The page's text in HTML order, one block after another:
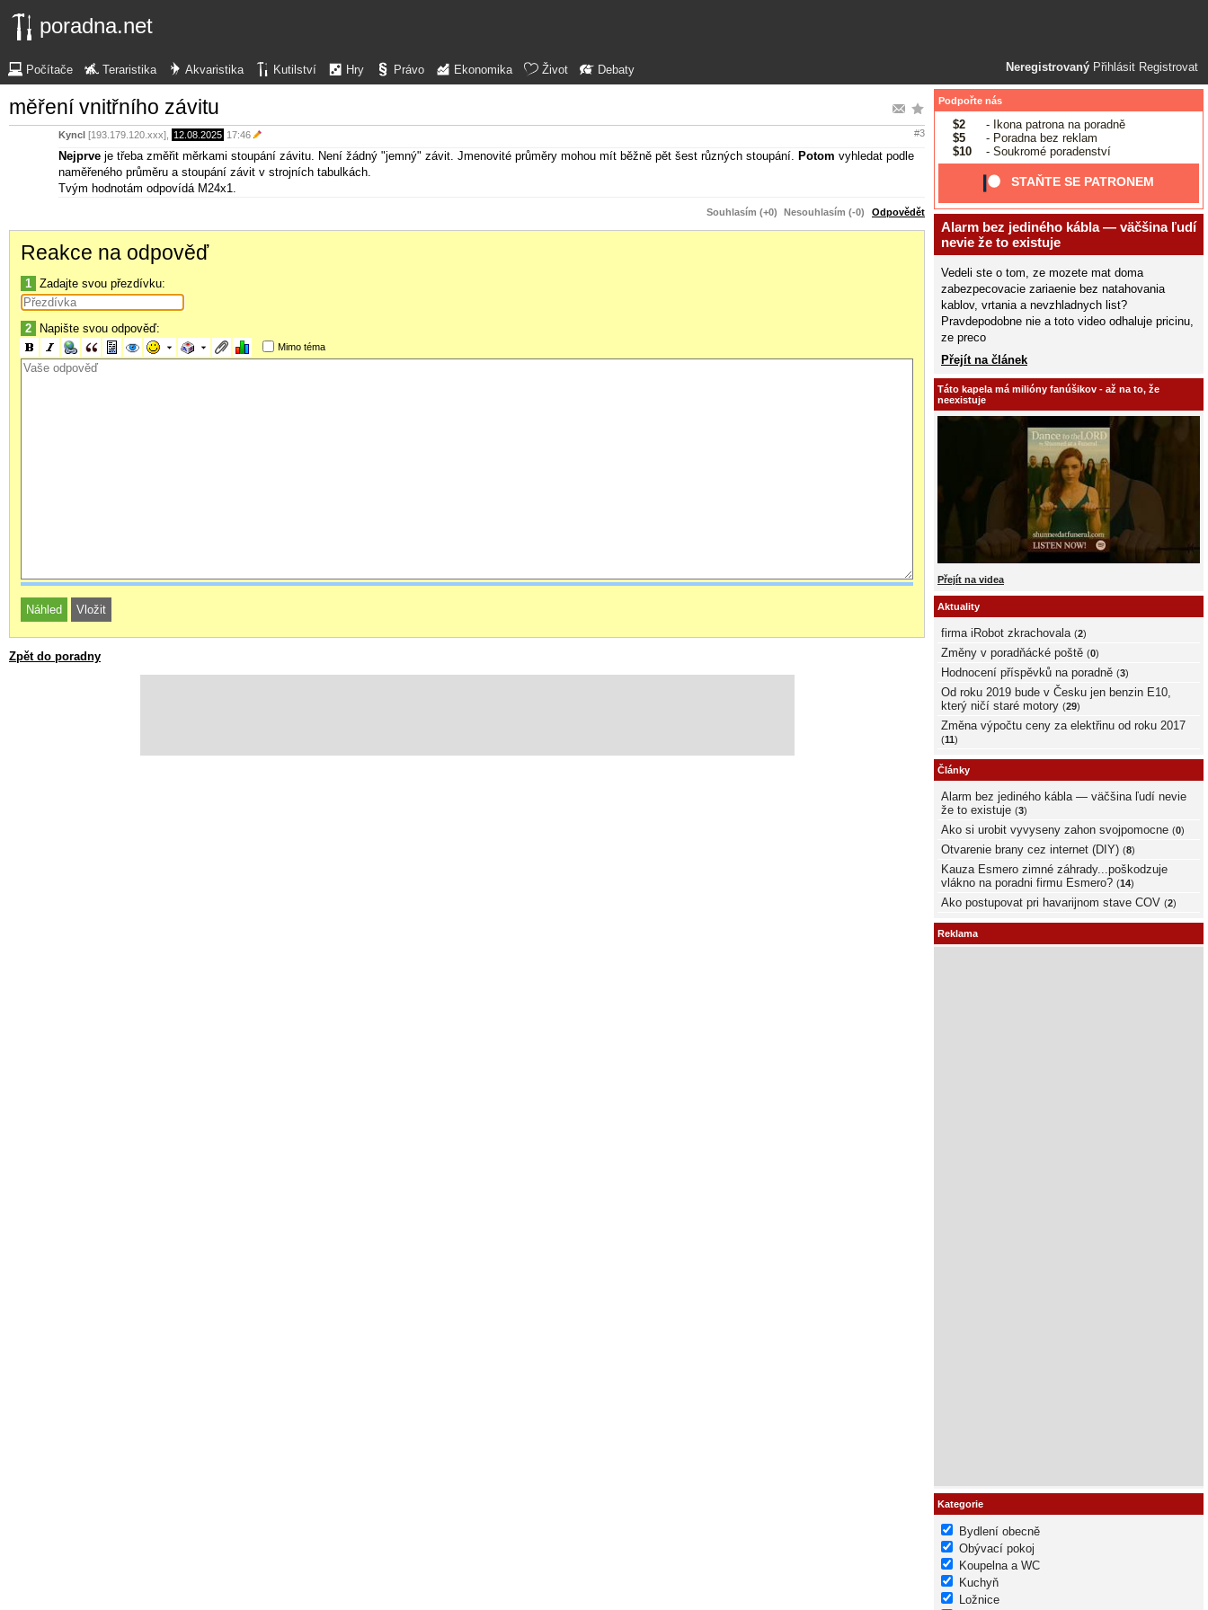
poradna.net
Neregistrovaný Přihlásit Registrovat
Počítače Teraristika Akvaristika Kutilství Hry Právo Ekonomika Život Debaty
měření vnitřního závitu
Kyncl [193.179.120.xxx], 12.08.2025 17:46 #3
Nejprve je třeba změřit měrkami stoupání závitu. Není žádný "jemný" závit. Jmenovité průměry mohou mít běžně pět šest různých stoupání. Potom vyhledat podle
naměřeného průměru a stoupání závit v strojních tabulkách.
Tvým hodnotám odpovídá M24x1.
Souhlasím (+0) Nesouhlasím (-0) Odpovědět
Reakce na odpověď
1 Zadajte svou přezdívku:
2 Napište svou odpověď:
Mimo téma
Zpět do poradny
Podpořte nás
$2
- Ikona patrona na poradně
$5
- Poradna bez reklam
$10
- Soukromé poradenství
STAŇTE SE PATRONEM
Alarm bez jediného kábla — väčšina ľudí
nevie že to existuje
Vedeli ste o tom, ze mozete mat doma
zabezpecovacie zariaenie bez natahovania
kablov, vrtania a nevzhladnych list?
Pravdepodobne nie a toto video odhaluje pricinu,
ze preco
Přejít na článek
Táto kapela má milióny fanúšikov - až na to, že
neexistuje
Přejít na videa
Aktuality
firma iRobot zkrachovala (2)
Změny v poradňácké poště (0)
Hodnocení příspěvků na poradně (3)
Od roku 2019 bude v Česku jen benzin E10,
který ničí staré motory (29)
Změna výpočtu ceny za elektřinu od roku 2017
(11)
Články
Alarm bez jediného kábla — väčšina ľudí nevie
že to existuje (3)
Ako si urobit vyvyseny zahon svojpomocne (0)
Otvarenie brany cez internet (DIY) (8)
Kauza Esmero zimné záhrady...poškodzuje
vlákno na poradni firmu Esmero? (14)
Ako postupovat pri havarijnom stave COV (2)
Reklama
Kategorie
Bydlení obecně
Obývací pokoj
Koupelna a WC
Kuchyň
Ložnice